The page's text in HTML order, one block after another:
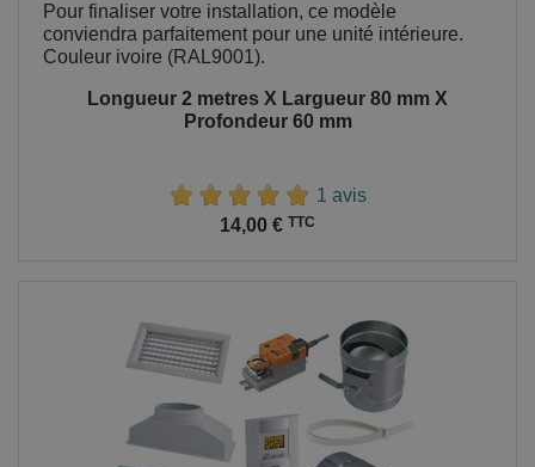
Pour finaliser votre installation, ce modèle
conviendra parfaitement pour une unité intérieure.
Couleur ivoire (RAL9001).
Longueur 2 metres X Largueur 80 mm X
Profondeur 60 mm
1 avis
14,00 € TTC